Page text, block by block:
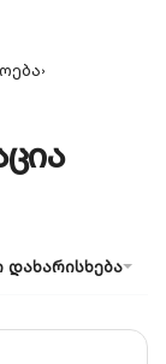
›
დახარისხება